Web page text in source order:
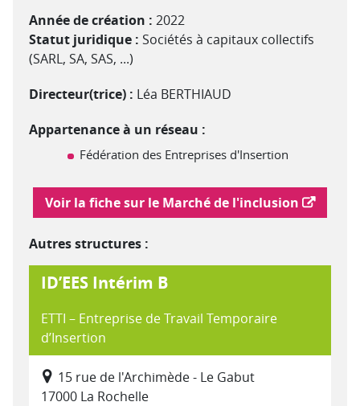
Année de création : 2022
Statut juridique : Sociétés à capitaux collectifs
(SARL, SA, SAS, ...)
Directeur(trice) : Léa BERTHIAUD
Appartenance à un réseau :
Fédération des Entreprises d'Insertion
Lien vers le marché de l'inclusion
Voir la fiche sur le Marché de l'inclusion
Autres structures :
ID’EES Intérim B
ETTI – Entreprise de Travail Temporaire
d’Insertion
15 rue de l'Archimède - Le Gabut
17000 La Rochelle